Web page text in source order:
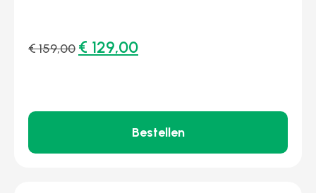
€159,00 € 129,00
Bestellen